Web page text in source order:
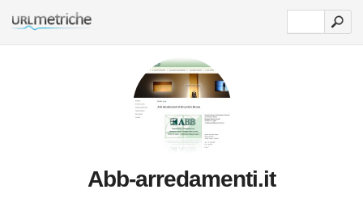
Abb-arredamenti.it